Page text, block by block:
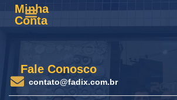
Minha
Conta
Fale Conosco
contato@fadix.com.br